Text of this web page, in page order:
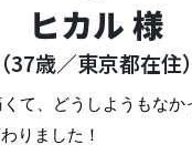
ヒカル 様
37歳／東京都在住）
て、どうしようもな
りました！